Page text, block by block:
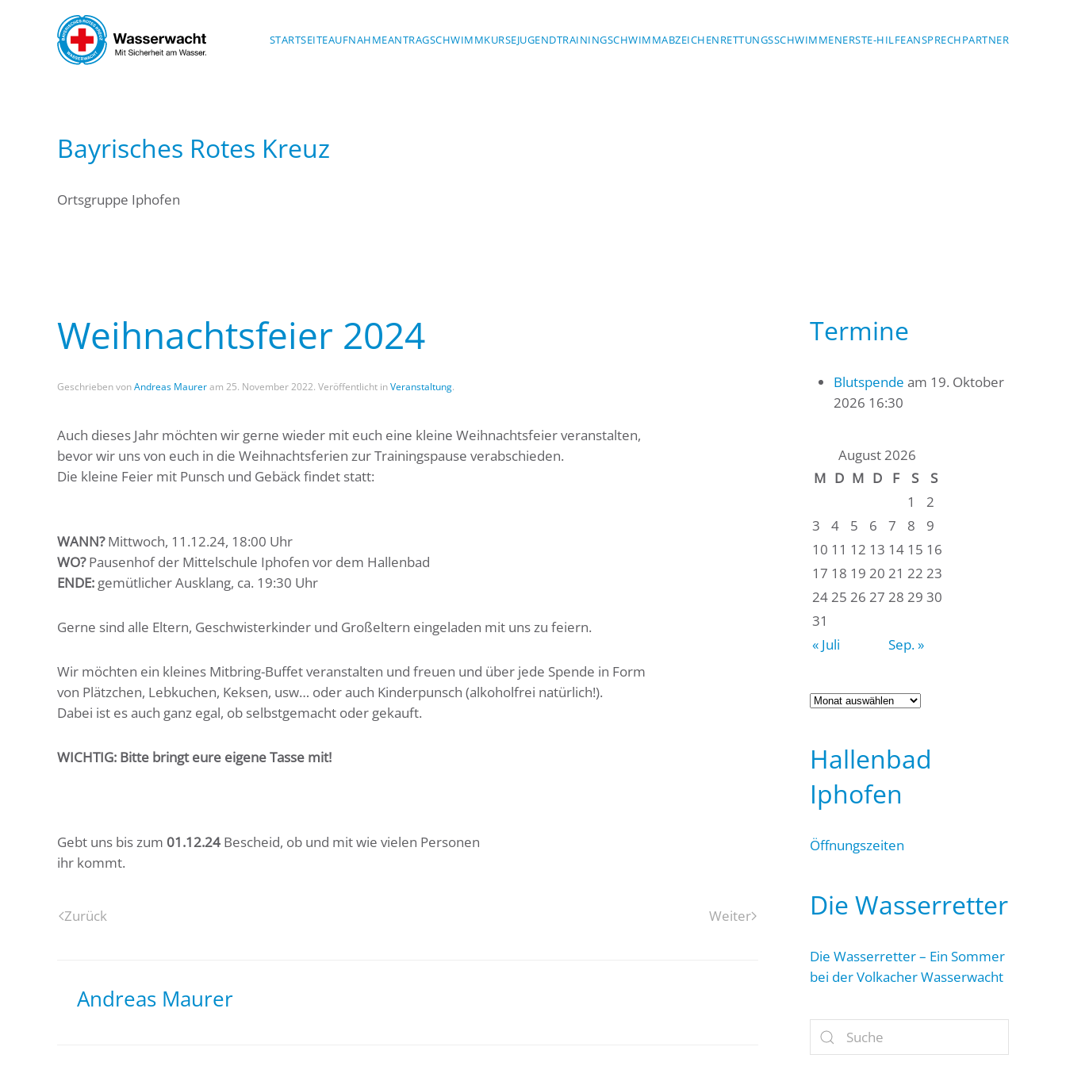
Skip to main content STARTSEITEAUFNAHMEANTRAGSCHWIMMKURSEJUGENDTRAININGSCHWIMMABZEICHENRETTUNGSSCHWIMMENERSTE-HILFEANSPRECHPARTNER
Bayrisches Rotes Kreuz
Ortsgruppe Iphofen
Weihnachtsfeier 2024
Geschrieben vonAndreas Maureram 25. November 2022. Veröffentlicht inVeranstaltung.
Auch dieses Jahr möchten wir gerne wieder mit euch eine kleine Weihnachtsfeier veranstalten,
bevor wir uns von euch in die Weihnachtsferien zur Trainingspause verabschieden.
Die kleine Feier mit Punsch und Gebäck findet statt:
WANN?Mittwoch, 11.12.24, 18:00 Uhr
WO?Pausenhof der Mittelschule Iphofen vor dem Hallenbad
ENDE: gemütlicher Ausklang, ca. 19:30 Uhr
Gerne sind alle Eltern, Geschwisterkinder und Großeltern eingeladen mit uns zu feiern.
Wir möchten ein kleines Mitbring-Buffet veranstalten und freuen und über jede Spende in Form
von Plätzchen, Lebkuchen, Keksen, usw… oder auch Kinderpunsch (alkoholfrei natürlich!).
Dabei ist es auch ganz egal, ob selbstgemacht oder gekauft.
WICHTIG: Bitte bringt eure eigene Tasse mit!
Gebt uns bis zum 01.12.24 Bescheid, ob und mit wie vielen Personen
ihr kommt.
Zurück Weiter
Andreas Maurer
Termine
Blutspende am 19. Oktober
2026 16:30
August 2026
M D M D F S
S
1
2
3
4 5 6 7 8
9
10 11 12 13 14 15 16
17 18 19 20 21 22 23
2425 26 27 28 29 30
31
« Juli
Sep. »
Archiv
Hallenbad
Iphofen
Öffnungszeiten
Die Wasserretter
Die Wasserretter – Ein Sommer
bei der Volkacher Wasserwacht